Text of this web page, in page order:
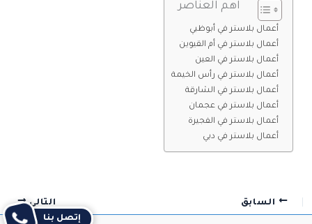
اهم العناصر
أعمال بلاستر في أبوظبي
أعمال بلاستر في أم القيوين
أعمال بلاستر في العين
أعمال بلاستر في رأس الخيمة
أعمال بلاستر في الشارقة
أعمال بلاستر في عجمان
أعمال بلاستر في الفجيرة
أعمال بلاستر في دبي
السابق التالي
إتصل بنا